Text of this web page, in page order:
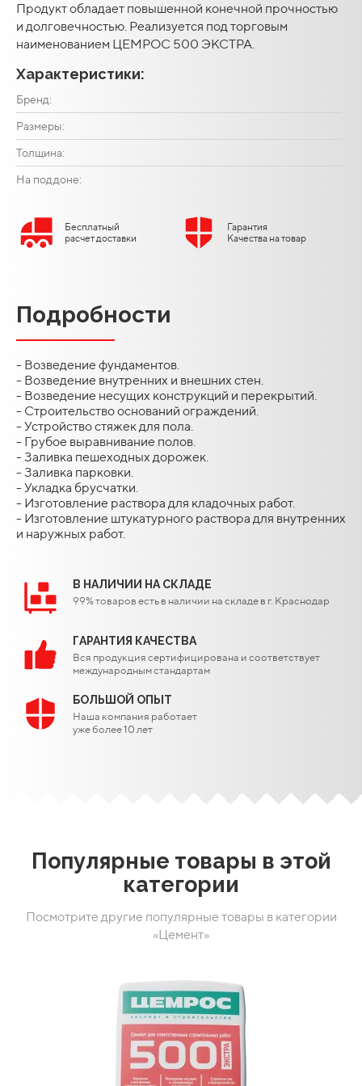
Продукт обладает повышенной конечной прочностью
и долговечностью. Реализуется под торговым
наименованием ЦЕМРОС 500 ЭКСТРА.
Характеристики:
Бренд:
Размеры:
Толщина:
На поддоне:
Бесплатный
расчет доставки
Гарантия
Качества на товар
Подробности
- Возведение фундаментов.
- Возведение внутренних и внешних стен.
- Возведение несущих конструкций и перекрытий.
- Строительство оснований ограждений.
- Устройство стяжек для пола.
- Грубое выравнивание полов.
- Заливка пешеходных дорожек.
- Заливка парковки.
- Укладка брусчатки.
- Изготовление раствора для кладочных работ.
- Изготовление штукатурного раствора для внутренних
и наружных работ.
В НАЛИЧИИ НА СКЛАДЕ
99% товаров есть в наличии на складе в г. Краснодар
ГАРАНТИЯ КАЧЕСТВА
Вся продукция сертифицирована и соответствует
международным стандартам
БОЛЬШОЙ ОПЫТ
Наша компания работает
уже более 10 лет
Популярные товары в этой
категории
Посмотрите другие популярные товары в категории
«Цемент»